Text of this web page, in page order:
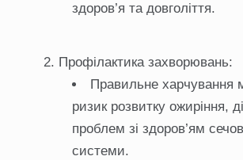
здоров’я та довголіття.
Профілактика захворювань:
Правильне харчування
ризик розвитку ожиріння,
проблем зі здоров’ям
системи.